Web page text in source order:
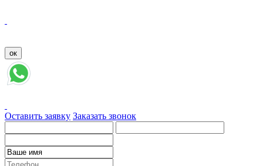
Оставить заявку Заказать звонок